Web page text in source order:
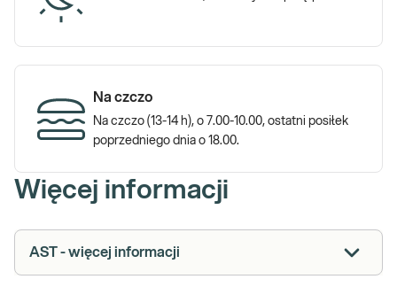
Na czczo
Na czczo (13-14 h), o 7.00-10.00, ostatni posiłek
poprzedniego dnia o 18.00.
Więcej informacji
AST - więcej informacji